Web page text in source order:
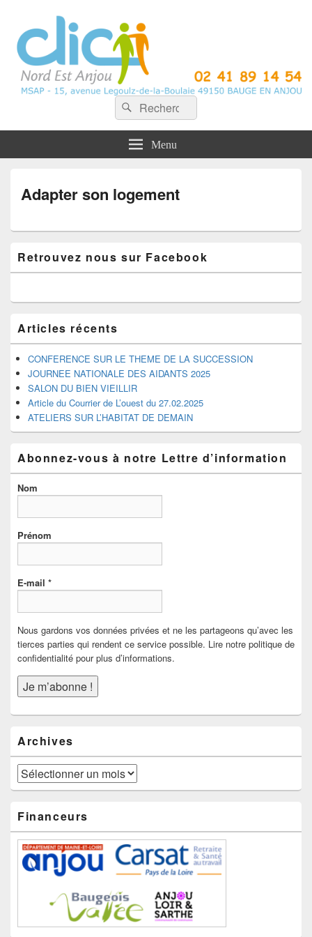
CLIC Nord Est Anjou
Recherche :
Rechercher
Menu
Adapter son logement
principale
de
pour
barre
latérale
Retrouvez nous sur Facebook
Articles récents
CONFERENCE SUR LE THEME DE LA SUCCESSION
JOURNEE NATIONALE DES AIDANTS 2025
SALON DU BIEN VIEILLIR
Article du Courrier de L’ouest du 27.02.2025
ATELIERS SUR L’HABITAT DE DEMAIN
Abonnez-vous à notre Lettre d’information
Nom
Prénom
E-mail *
Nous gardons vos données privées et ne les partageons qu’avec les
tierces parties qui rendent ce service possible. Lire notre politique de
confidentialité pour plus d’informations.
Archives
Archives
Financeurs